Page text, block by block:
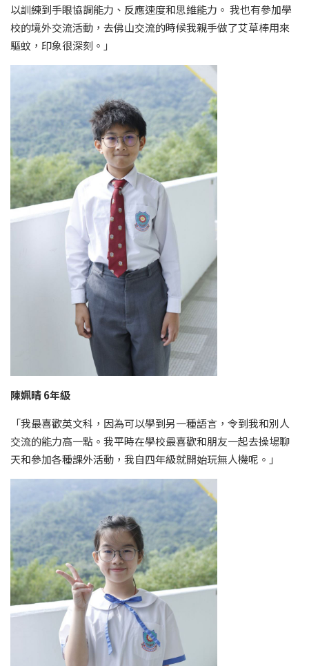
以訓練到手眼協調能力、反應速度和思維能力。 我也有參加學
校的境外交流活動，去佛山交流的時候我親手做了艾草棒用來
驅蚊，印象很深刻。」
陳姵晴 6年級
「我最喜歡英文科，因為可以學到另一種語言，令到我和別人
交流的能力高一點。我平時在學校最喜歡和朋友一起去操場聊
天和參加各種課外活動，我自四年級就開始玩無人機呢。」